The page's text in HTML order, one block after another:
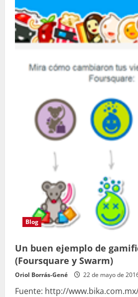
Blog
Un buen ejemplo de
(Foursquare y Swarm)
Oriol Borrás-Gené 22 de mayo de
Fuente: http://